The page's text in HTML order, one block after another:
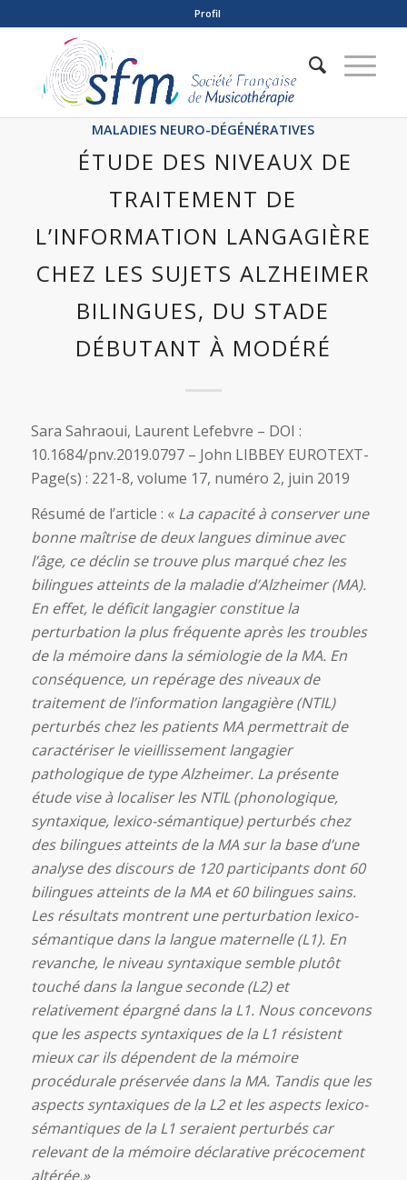
Profil
MALADIES NEURO-DÉGÉNÉRATIVES
ÉTUDE DES NIVEAUX DE
TRAITEMENT DE
L’INFORMATION LANGAGIÈRE
CHEZ LES SUJETS ALZHEIMER
BILINGUES, DU STADE
DÉBUTANT À MODÉRÉ
Sara Sahraoui, Laurent Lefebvre – DOI :
10.1684/pnv.2019.0797 – John LIBBEY EUROTEXT-
Page(s) : 221-8, volume 17, numéro 2, juin 2019
Résumé de l’article : « La capacité à conserver une
bonne maîtrise de deux langues diminue avec
l’âge, ce déclin se trouve plus marqué chez les
bilingues atteints de la maladie d’Alzheimer (MA).
En effet, le déficit langagier constitue la
perturbation la plus fréquente après les troubles
de la mémoire dans la sémiologie de la MA. En
conséquence, un repérage des niveaux de
traitement de l’information langagière (NTIL)
perturbés chez les patients MA permettrait de
caractériser le vieillissement langagier
pathologique de type Alzheimer. La présente
étude vise à localiser les NTIL (phonologique,
syntaxique, lexico-sémantique) perturbés chez
des bilingues atteints de la MA sur la base d’une
analyse des discours de 120 participants dont 60
bilingues atteints de la MA et 60 bilingues sains.
Les résultats montrent une perturbation lexico-
sémantique dans la langue maternelle (L1). En
revanche, le niveau syntaxique semble plutôt
touché dans la langue seconde (L2) et
relativement épargné dans la L1. Nous concevons
que les aspects syntaxiques de la L1 résistent
mieux car ils dépendent de la mémoire
procédurale préservée dans la MA. Tandis que les
aspects syntaxiques de la L2 et les aspects lexico-
sémantiques de la L1 seraient perturbés car
relevant de la mémoire déclarative précocement
altérée.»